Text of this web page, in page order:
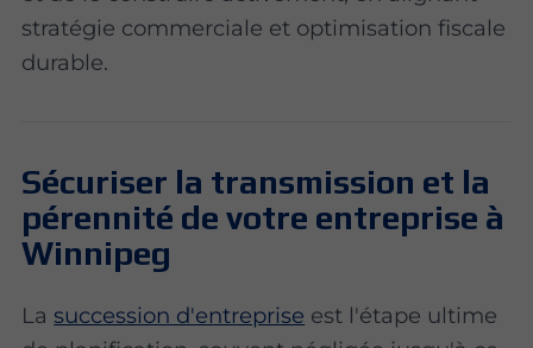
stratégie commerciale et optimisation fiscale
durable.
Sécuriser la transmission et la
pérennité de votre entreprise à
Winnipeg
Lasuccession d'entreprise est l'étape ultime